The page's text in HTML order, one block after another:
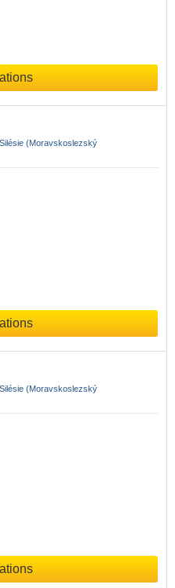
(Moravskoslezský
(Moravskoslezský